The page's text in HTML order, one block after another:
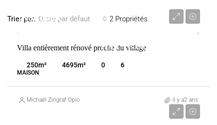
2 Propriétés
Trier par: Ordre par défaut
VENTE FRANCE
1 980 000 €
Villa entièrement rénové proche du village
250m² 4695m² 0 6
MAISON
Michaël Zingraf Opio il y a2 ans